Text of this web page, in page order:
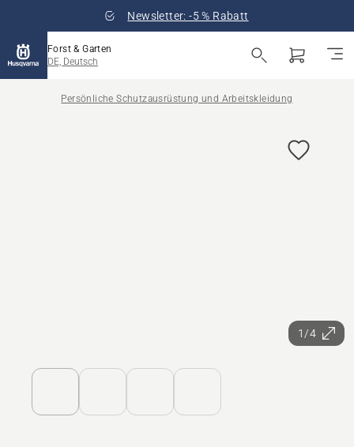
Newsletter: -5 % Rabatt
Forst & Garten
DE, Deutsch
Persönliche Schutzausrüstung und Arbeitskleidung
1/4